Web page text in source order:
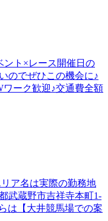
ント×レース開催日の
のでぜひこの機会に♪
ーク歓迎♪交通費全額
ア名は実際の勤務地
武蔵野市吉祥寺本町1-
は【大井競馬場での案